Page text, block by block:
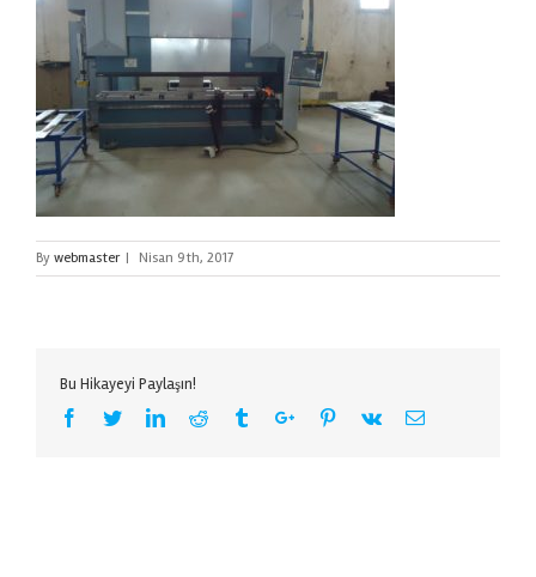
By webmaster | Nisan 9th, 2017
Bu Hikayeyi Paylaşın!
Facebook
TwitterLinkedinReddit TumblrGoogle+Pinterest
Vk Email